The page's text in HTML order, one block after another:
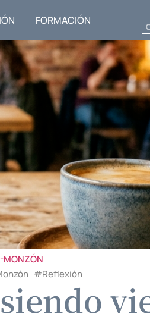
FORMACIÓN
MONZÓN
#Reflexión